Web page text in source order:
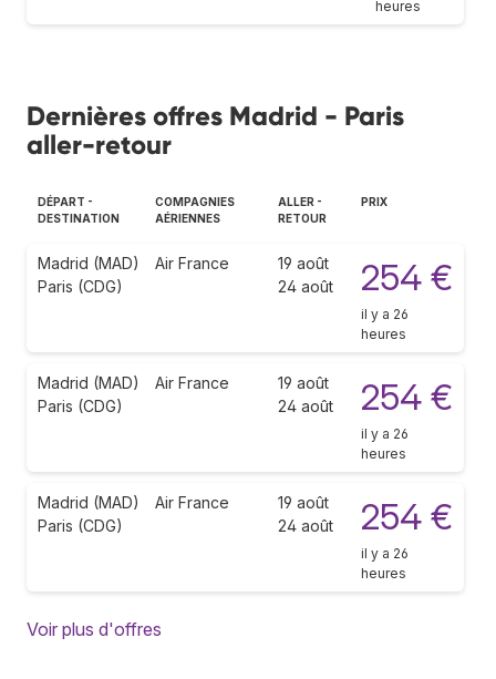
heures
Dernières offres Madrid - Paris
aller-retour
DÉPART -
DESTINATION
COMPAGNIES
AÉRIENNES
ALLER -
RETOUR
PRIX
Madrid (MAD)
Paris (CDG)
Air France
19 août
24 août
254 €
il y a 26
heures
Madrid (MAD)
Paris (CDG)
Air France
19 août
24 août
254 €
il y a 26
heures
Madrid (MAD)
Paris (CDG)
Air France
19 août
24 août
254 €
il y a 26
heures
Voir plus d'offres